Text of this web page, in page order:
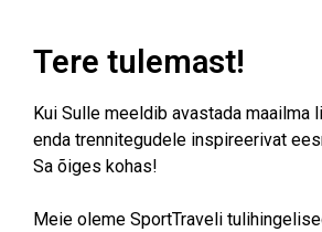
Tere tulemast!
Kui Sulle meeldib avastada maailma
enda trennitegudele inspireerivat
Sa õiges kohas!
Meie oleme SportTraveli